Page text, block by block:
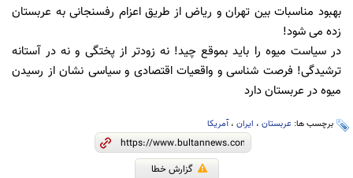
بهبود مناسبات بین تهران و ریاض از طریق اعزام رفسنجانی به عربستان
زده می شود!
در سیاست میوه را باید بموقع چید! نه زودتر از پختگی و نه در آستانه
ترشیدگی! فرصت شناسی و واقعیات اقتصادی و سیاسی نشان از رسیدن
میوه در عربستان دارد
برچسب ها: عربستان ، ایران ،آمریکا
گزارش خطا